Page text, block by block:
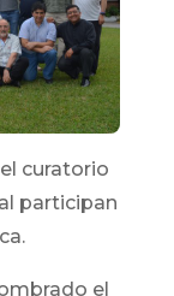
curatorio
participan
el